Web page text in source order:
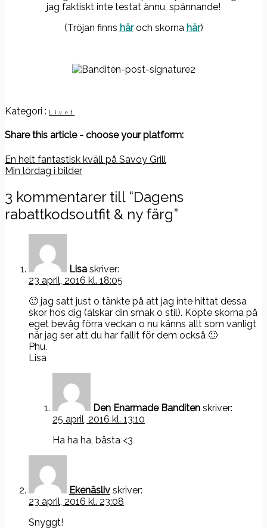
jag faktiskt inte testat ännu, spännande!
(Tröjan finns häroch skorna här)
Kategori : Livet
Share this article - choose your platform:
Inläggsnavigering
En helt fantastisk kväll på Savoy Grill
Min lördag i bilder
3 kommentarer till “Dagens
rabattkodsoutfit & ny färg”
Lisa skriver:
23 april, 2016 kl. 18:05
🙂 jag satt just o tänkte på att jag inte hittat dessa
skor hos dig (älskar din smak o stil). Köpte skorna på
eget bevåg förra veckan o nu känns allt som vanligt
när jag ser att du har fallit för dem också 🙂
Phu.
Lisa
Den Enarmade Banditen skriver:
25 april, 2016 kl. 13:10
Ha ha ha, bästa <3
Ekenäsliv skriver:
23 april, 2016 kl. 23:08
Snyggt!